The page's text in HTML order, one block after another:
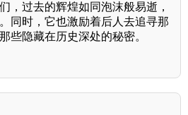
，过去的辉煌如同泡沫般易逝，
同时，它也激励着后人去追寻那
些隐藏在历史深处的秘密。